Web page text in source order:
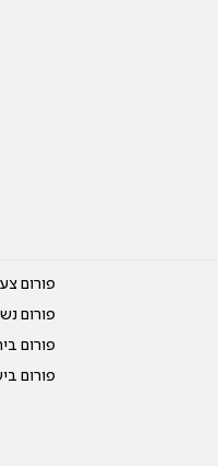
פורום
פורום
פורום
פורום